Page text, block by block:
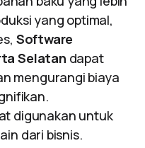
yang optimal,
Software
Selatan dapat
mengurangi biaya
digunakan untuk
dari bisnis.